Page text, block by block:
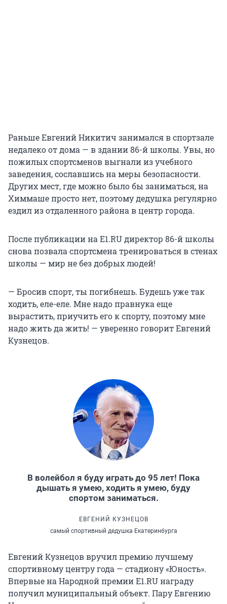
Раньше Евгений Никитич занимался в спортзале
недалеко от дома — в здании 86-й школы. Увы, но
пожилых спортсменов выгнали из учебного
заведения, сославшись на меры безопасности.
Других мест, где можно было бы заниматься, на
Химмаше просто нет, поэтому дедушка регулярно
ездил из отдаленного района в центр города.
После публикации на E1.RU директор 86-й школы
снова позвала спортсмена тренироваться в стенах
школы — мир не без добрых людей!
— Бросив спорт, ты погибнешь. Будешь уже так
ходить, еле-еле. Мне надо правнука еще
вырастить, приучить его к спорту, поэтому мне
надо жить да жить! — уверенно говорит Евгений
Кузнецов.
В волейбол я буду играть до 95 лет! Пока
дышать я умею, ходить я умею, буду
спортом заниматься.
ЕВГЕНИЙ КУЗНЕЦОВ
самый спортивный дедушка Екатеринбурга
Евгений Кузнецов вручил премию лучшему
спортивному центру года — стадиону «Юность».
Впервые на Народной премии E1.RU награду
получил муниципальный объект. Пару Евгению